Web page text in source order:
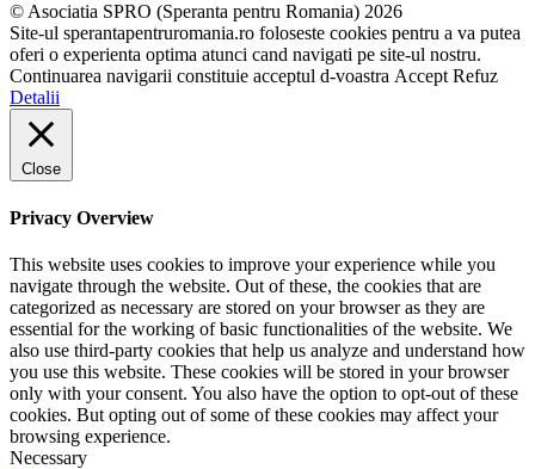
© Asociatia SPRO (Speranta pentru Romania) 2026
Site-ul sperantapentruromania.ro foloseste cookies pentru a va putea
oferi o experienta optima atunci cand navigati pe site-ul nostru.
Continuarea navigarii constituie acceptul d-voastra Accept Refuz
Detalii
Close
Privacy Overview
This website uses cookies to improve your experience while you
navigate through the website. Out of these, the cookies that are
categorized as necessary are stored on your browser as they are
essential for the working of basic functionalities of the website. We
also use third-party cookies that help us analyze and understand how
you use this website. These cookies will be stored in your browser
only with your consent. You also have the option to opt-out of these
cookies. But opting out of some of these cookies may affect your
browsing experience.
Necessary